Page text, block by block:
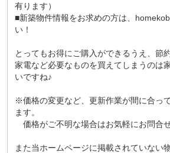
有ります）
■新築物件情報をお求めの方は、
い！
とってもお得にご購入ができるうえ、節
家電など必要なものを買えてしまうのは
いですね♪
※価格の変更など、更新作業が間に合っ
ます。
価格がご不明な場合はお気軽にお問合せ
また当ホームページに掲載されていない